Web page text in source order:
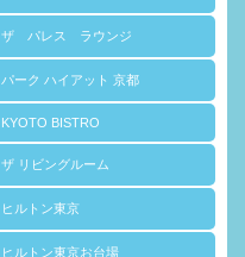
ザ パレス ラウンジ
パーク ハイアット 京都
KYOTO BISTRO
ザ リビングルーム
ヒルトン東京
ヒルトン東京お台場